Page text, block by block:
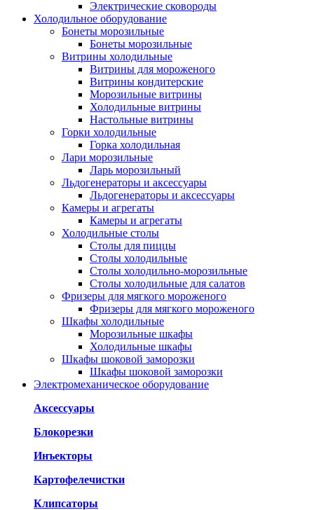
Электрические сковороды
Холодильное оборудование
Бонеты морозильные
Бонеты морозильные
Витрины холодильные
Витрины для мороженого
Витрины кондитерские
Морозильные витрины
Холодильные витрины
Настольные витрины
Горки холодильные
Горка холодильная
Лари морозильные
Ларь морозильный
Льдогенераторы и аксессуары
Льдогенераторы и аксессуары
Камеры и агрегаты
Камеры и агрегаты
Холодильные столы
Столы для пиццы
Столы холодильные
Столы холодильно-морозильные
Столы холодильные для салатов
Фризеры для мягкого мороженого
Фризеры для мягкого мороженого
Шкафы холодильные
Mорозильные шкафы
Холодильные шкафы
Шкафы шоковой заморозки
Шкафы шоковой заморозки
Электромеханическое оборудование
Аксессуары
Блокорезки
Инъекторы
Картофелечистки
Клипсаторы